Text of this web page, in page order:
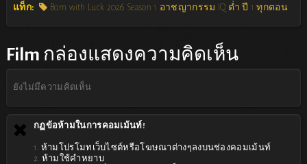
แท็ก: Born with Luck 2026 Season 1 อาชญากรรม IQ ต่ำ ปี 1 ทุกตอน
Film กล่องแสดงความคิดเห็น
ยังไม่มีความคิดเห็น
กฏข้อห้ามในการคอมเม้นท์!
1. ห้ามโปรโมทเว็บไซต์หรือโฆษณาต่างๆลงบนช่องคอมเม้นท์
2. ห้ามใช้คำหยาบ